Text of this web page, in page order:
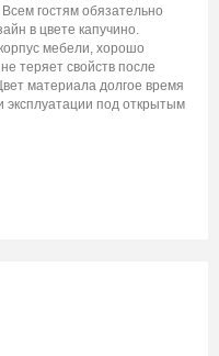
гостям обязательно
в цвете капучино.
мебели, хорошо
теряет свойств после
материала долгое время
под открытым